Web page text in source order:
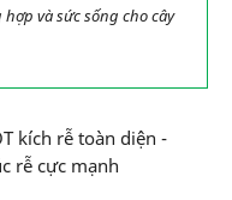
và sức sống cho cây
kích rễ toàn diện -
rễ cực mạnh